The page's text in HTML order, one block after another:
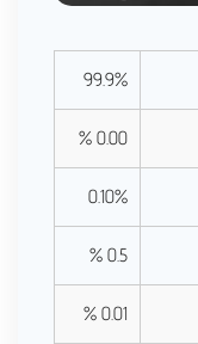
99.9%
0.00 %
0.10%
0.5 %
0.01 %